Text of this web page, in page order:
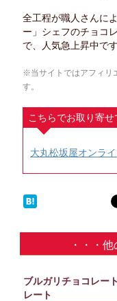
全工程が職人さんに
ー」シェフのチョコ
で、人気急上昇中です
※当サイトではアフィリ
す。
大丸松坂屋オンラ
・・・
ブルガリチョコレー
レート